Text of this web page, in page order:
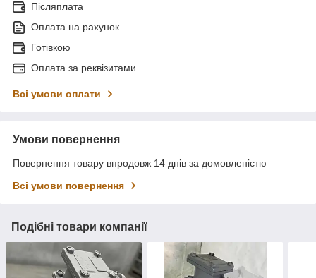
Післяплата
Оплата на рахунок
Готівкою
Оплата за реквізитами
Всі умови оплати
Умови повернення
Повернення товару впродовж 14 днів за домовленістю
Всі умови повернення
Подібні товари компанії